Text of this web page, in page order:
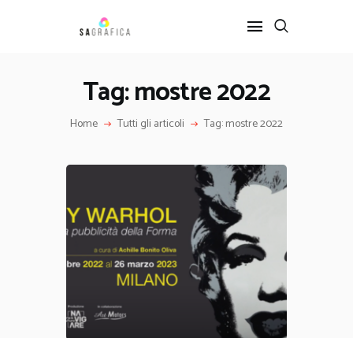
Tag: mostre 2022
Home Tutti gli articoli Tag: mostre 2022
GRAFICA
INTERIOR DESIGN
CONTATTI